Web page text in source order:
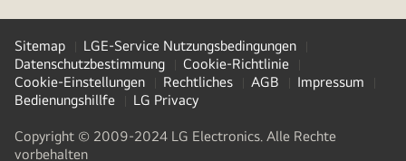
Sitemap
LGE-Service Nutzungsbedingungen
Datenschutzbestimmung
Cookie-Richtlinie
Cookie-Einstellungen
Rechtliches AGB
Impressum
Bedienungshillfe
LG Privacy
Copyright © 2009-2024 LG Electronics. Alle Rechte
vorbehalten